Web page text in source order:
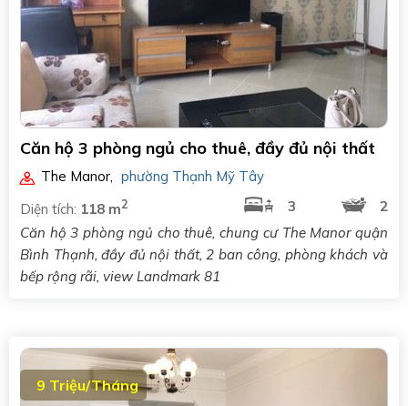
Căn hộ 3 phòng ngủ cho thuê, đầy đủ nội thất
The Manor
phường Thạnh Mỹ Tây
Diện tích: 118 m2 3
2
Căn hộ 3 phòng ngủ cho thuê, chung cư The Manor quận
Bình Thạnh, đầy đủ nội thất, 2 ban công, phòng khách và
bếp rộng rãi, view Landmark 81
9 Triệu/Tháng